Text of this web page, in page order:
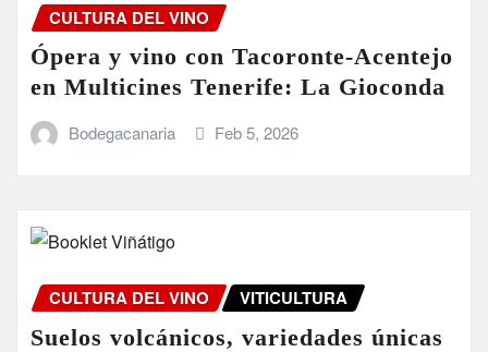
CULTURA DEL VINO
Ópera y vino con Tacoronte-Acentejo
en Multicines Tenerife: La Gioconda
Bodegacanaria Feb 5, 2026
CULTURA DEL VINO VITICULTURA
Suelos volcánicos, variedades únicas